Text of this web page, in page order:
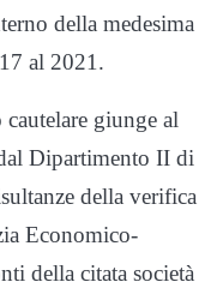
della medesima
al 2021.
giunge al
Dipartimento II di
della verifica
Economico-
della citata società